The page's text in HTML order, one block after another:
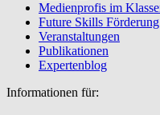
Medienprofis im
Future Skills Förderung
Veranstaltungen
Publikationen
Expertenblog
Informationen für: